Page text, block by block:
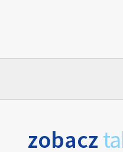
zobacz